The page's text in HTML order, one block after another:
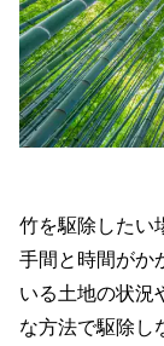
竹を駆除したい
手間と時間がか
いる土地の状況
な方法で駆除し